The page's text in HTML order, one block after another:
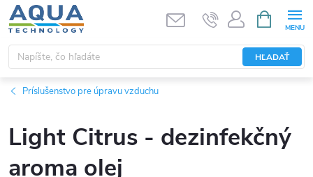
Prejsť
na
obsah
HĽADAŤ
KOŠÍK
Príslušenstvo pre úpravu vzduchu
Light Citrus - dezinfekčný
aroma olej